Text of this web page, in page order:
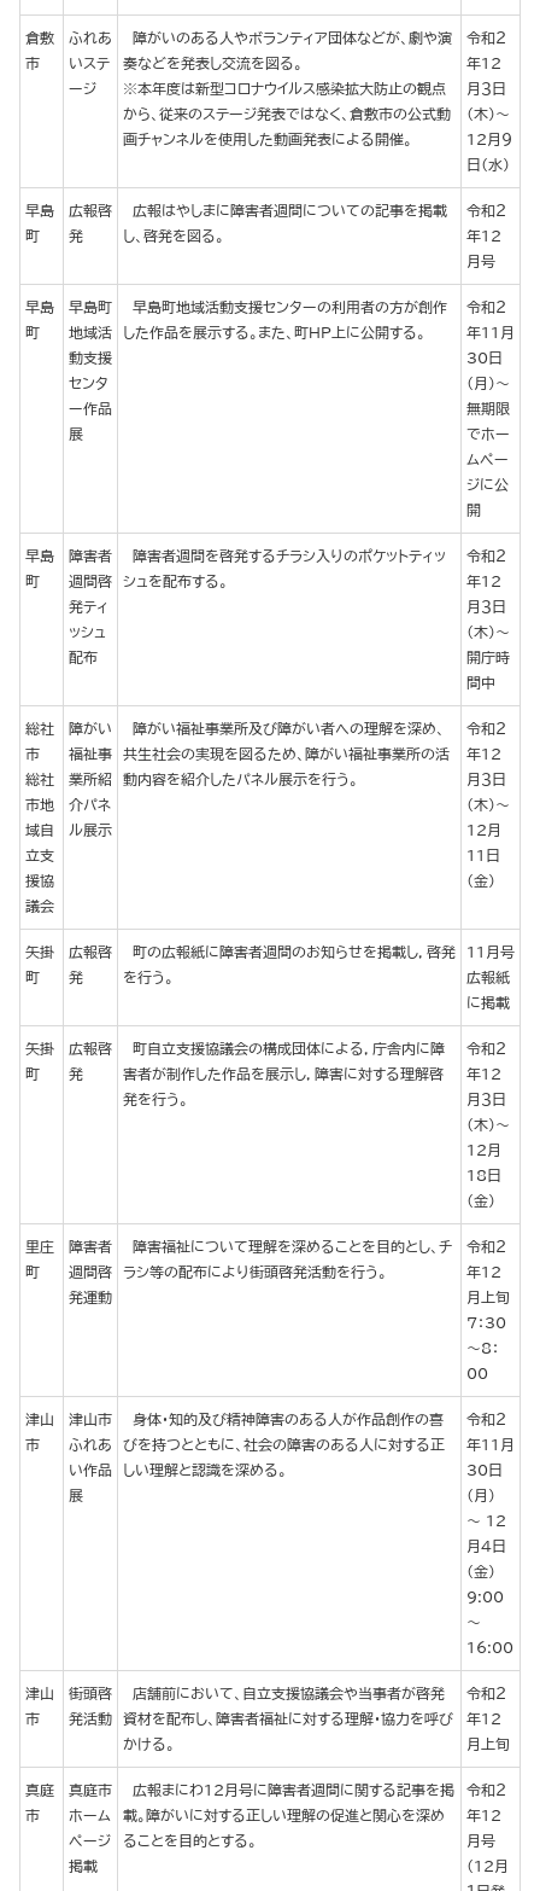
倉敷
市
ふれあ
いステ
ージ
障がいのある人やボランティア団体などが、劇や演
奏などを発表し交流を図る。
※本年度は新型コロナウイルス感染拡大防止の観点
から、従来のステージ発表ではなく、倉敷市の公式動
画チャンネルを使用した動画発表による開催。
令和２
年12
月３日
（木）～
12月９
日（水）
早島
町
広報啓
発
広報はやしまに障害者週間についての記事を掲載
し、啓発を図る。
令和２
年12
月号
早島
町
早島町
地域活
動支援
センタ
ー作品
展
早島町地域活動支援センターの利用者の方が創作
した作品を展示する。また、町HP上に公開する。
令和２
年11月
30日
（月）～
無期限
でホー
ムペー
ジに公
開
早島
町
障害者
週間啓
発ティ
ッシュ
配布
障害者週間を啓発するチラシ入りのポケットティッ
シュを配布する。
令和２
年12
月３日
（木）～
開庁時
間中
総社
市
総社
市地
域自
立支
援協
議会
障がい
福祉事
業所紹
介パネ
ル展示
障がい福祉事業所及び障がい者への理解を深め、
共生社会の実現を図るため、障がい福祉事業所の活
動内容を紹介したパネル展示を行う。
令和２
年12
月３日
（木）～
12月
11日
（金）
矢掛
町
広報啓
発
町の広報紙に障害者週間のお知らせを掲載し，啓発
を行う。
11月号
広報紙
に掲載
矢掛
町
広報啓
発
町自立支援協議会の構成団体による，庁舎内に障
害者が制作した作品を展示し，障害に対する理解啓
発を行う。
令和２
年12
月３日
（木）～
12月
18日
（金）
里庄
町
障害者
週間啓
発運動
障害福祉について理解を深めることを目的とし、チ
ラシ等の配布により街頭啓発活動を行う。
令和２
年12
月上旬
7：30
～8：
00
津山
市
津山市
ふれあ
い作品
展
身体・知的及び精神障害のある人が作品創作の喜
びを持つとともに、社会の障害のある人に対する正
しい理解と認識を深める。
令和２
年11月
30日
（月）
～ 12
月４日
（金）
9:00
～
16:00
津山
市
街頭啓
発活動
店舗前において、自立支援協議会や当事者が啓発
資材を配布し、障害者福祉に対する理解・協力を呼び
かける。
令和２
年12
月上旬
真庭
市
真庭市
ホーム
ページ
掲載
広報まにわ12月号に障害者週間に関する記事を掲
載。障がいに対する正しい理解の促進と関心を深め
ることを目的とする。
令和２
年12
月号
（12月